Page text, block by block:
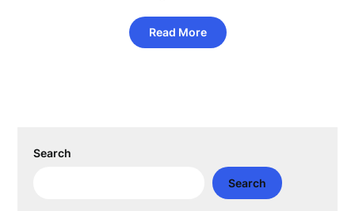
Read More
Search
Search